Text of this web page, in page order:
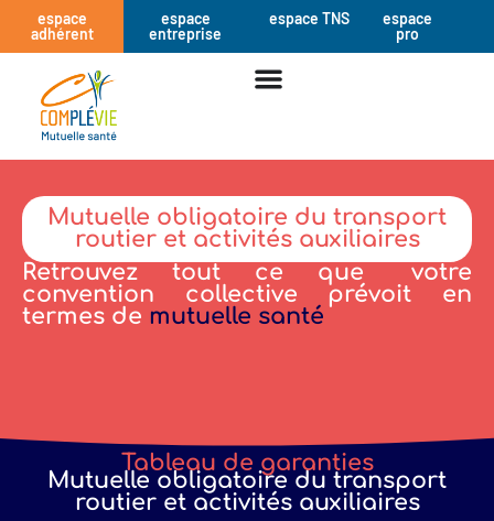
espace
adhérent
espace
entreprise
espace TNS
espace
pro
Mutuelle obligatoire du transport
routier et activités auxiliaires
Retrouvez tout ce que votre
convention collective prévoit en
termes de mutuelle santé
Tableau de garanties
Mutuelle obligatoire du transport
routier et activités auxiliaires